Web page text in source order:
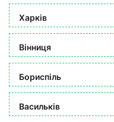
Харків
Вінниця
Бориспіль
Васильків